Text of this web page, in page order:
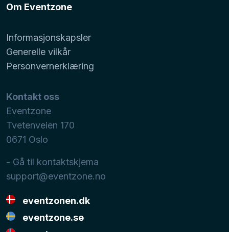
Om Eventzone
Informasjonskapsler
Generelle vilkår
Personvernerklæring
Kontakt oss
Eventzone
Tvetenveien 170
0671 Oslo
- Gå til kontaktskjema
support@eventzone.no
eventzonen.dk
eventzone.se